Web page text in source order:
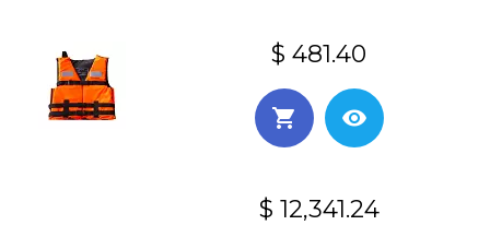
$ 481.40
$ 12,341.24